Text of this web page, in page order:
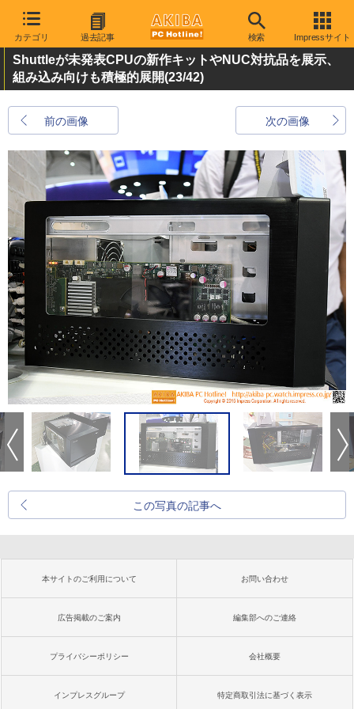
カテゴリ 過去記事 検索 Impressサイト
Shuttleが未発表CPUの新作キットやNUC対抗品を展示、
組み込み向けも積極的展開(23/42)
前の画像 次の画像
この写真の記事へ
本サイトのご利用について お問い合わせ
広告掲載のご案内 編集部へのご連絡
プライバシーポリシー 会社概要
インプレスグループ 特定商取引法に基づく表示